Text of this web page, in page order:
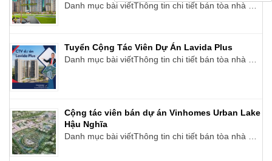
Danh mục bài viếtThông tin chi tiết bán tòa nhà …
Tuyển Cộng Tác Viên Dự Án Lavida Plus
Danh mục bài viếtThông tin chi tiết bán tòa nhà …
Cộng tác viên bán dự án Vinhomes Urban Lake
Hậu Nghĩa
Danh mục bài viếtThông tin chi tiết bán tòa nhà …